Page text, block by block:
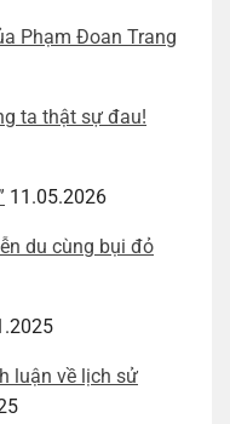
Phạm Đoan Trang
ta thật sự đau!
11.05.2026
du cùng bụi đỏ
luận về lịch sử